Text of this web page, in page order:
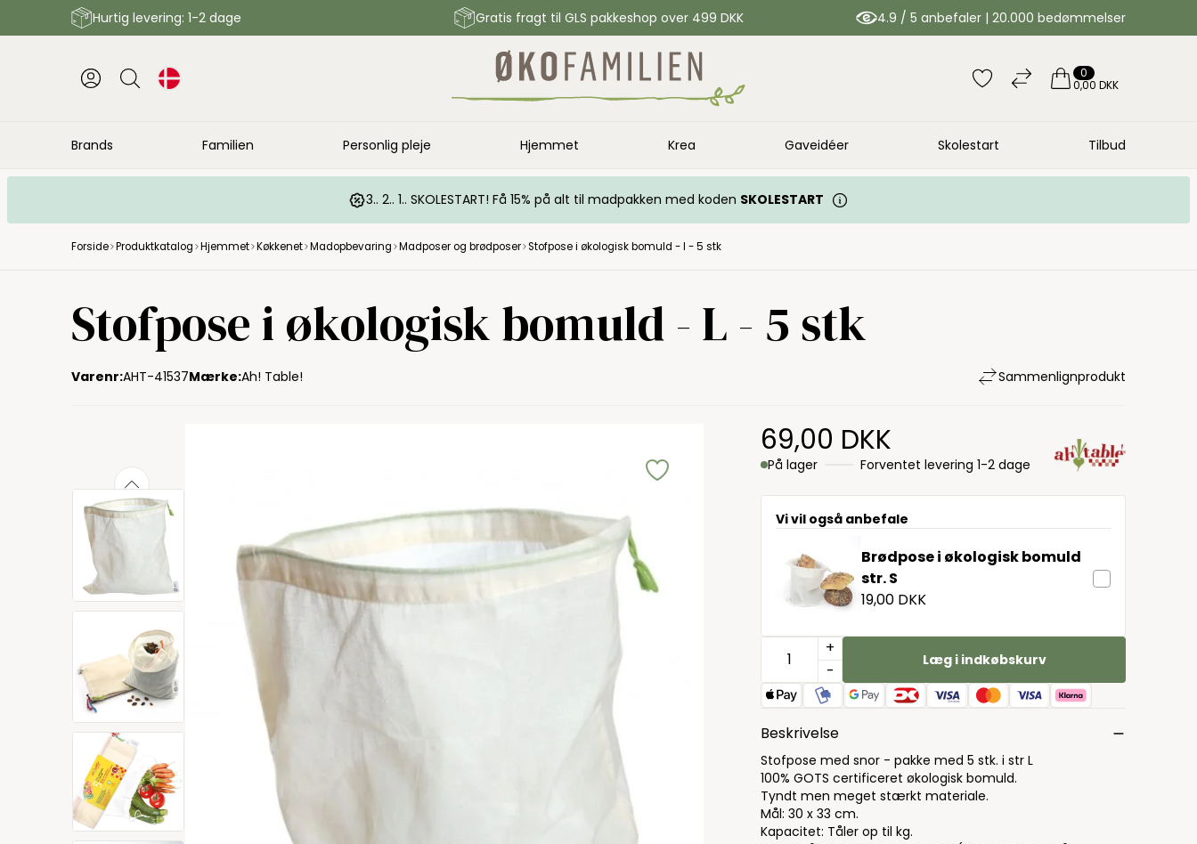
Hurtig levering: 1-2 dage Gratis fragt til GLS pakkeshop over 499 DKK 4.9 / 5 anbefaler | 20.000 bedømmelser
0
0,00 DKK
Brands Familien Personlig pleje Hjemmet Krea Gaveidéer Skolestart Tilbud
3.. 2.. 1.. SKOLESTART! Få 15% på alt til madpakken med koden SKOLESTART
Forside Produktkatalog Hjemmet Køkkenet Madopbevaring Madposer og brødposer Stofpose i økologisk bomuld - l - 5 stk
Stofpose i økologisk bomuld - L - 5 stk
Varenr:AHT-41537Mærke:Ah! Table! Sammenlignprodukt
69,00 DKK
På lager Forventet levering 1-2 dage
Vi vil også anbefale
Brødpose i økologisk bomuld
str. S
19,00 DKK
+
-
Læg i indkøbskurv
Beskrivelse
Stofpose med snor - pakke med 5 stk. i str L
100% GOTS certificeret økologisk bomuld.
Tyndt men meget stærkt materiale.
Mål: 30 x 33 cm.
Kapacitet: Tåler op til kg.